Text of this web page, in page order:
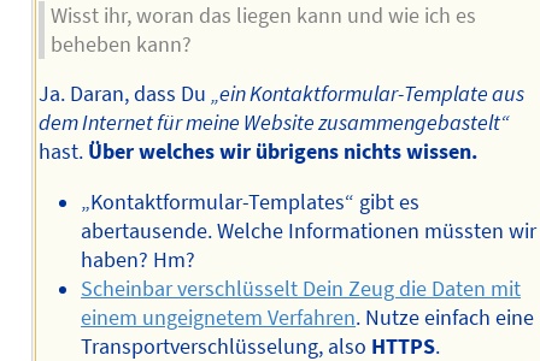
Wisst ihr, woran das liegen kann und wie ich es
beheben kann?
Ja. Daran, dass Du „ein Kontaktformular-Template aus
dem Internet für meine Website zusammengebastelt“
hast. Über welches wir übrigens nichts wissen.
„Kontaktformular-Templates“ gibt es
abertausende. Welche Informationen müssten wir
haben? Hm?
Scheinbar verschlüsselt Dein Zeug die Daten mit
einem ungeignetem Verfahren. Nutze einfach eine
Transportverschlüsselung, also HTTPS.